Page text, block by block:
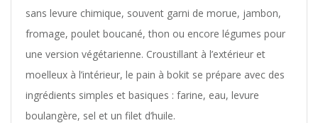
sans levure chimique, souvent garni de morue, jambon,
fromage, poulet boucané, thon ou encore légumes pour
une version végétarienne. Croustillant à l’extérieur et
moelleux à l’intérieur, le pain à bokit se prépare avec des
ingrédients simples et basiques : farine, eau, levure
boulangère, sel et un filet d’huile.